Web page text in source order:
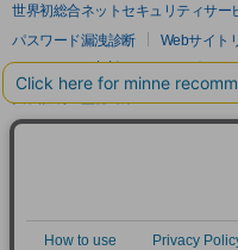
世界初総合ネットセキュリティサー
パスワード漏洩診断
Webサイト
セキュリティ相談AIチャットボット
実在証明・盗聴対策
サイバー攻撃対策（GMOサイバー